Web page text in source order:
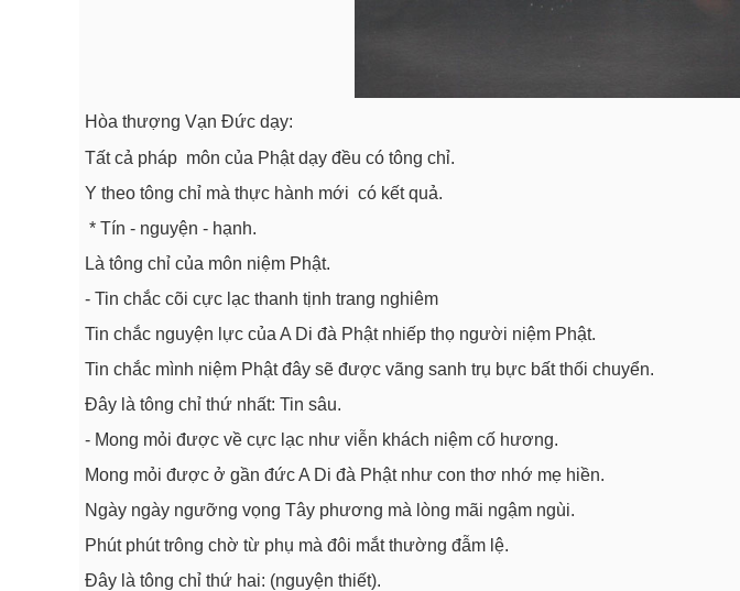
Hòa thượng Vạn Đức dạy:
Tất cả pháp môn của Phật dạy đều có tông chỉ.
Y theo tông chỉ mà thực hành mới có kết quả.
* Tín - nguyện - hạnh.
Là tông chỉ của môn niệm Phật.
- Tin chắc cõi cực lạc thanh tịnh trang nghiêm
Tin chắc nguyện lực của A Di đà Phật nhiếp thọ người niệm Phật.
Tin chắc mình niệm Phật đây sẽ được vãng sanh trụ bực bất thối chuyển.
Đây là tông chỉ thứ nhất: Tin sâu.
- Mong mỏi được về cực lạc như viễn khách niệm cố hương.
Mong mỏi được ở gần đức A Di đà Phật như con thơ nhớ mẹ hiền.
Ngày ngày ngưỡng vọng Tây phương mà lòng mãi ngậm ngùi.
Phút phút trông chờ từ phụ mà đôi mắt thường đẫm lệ.
Đây là tông chỉ thứ hai: (nguyện thiết).